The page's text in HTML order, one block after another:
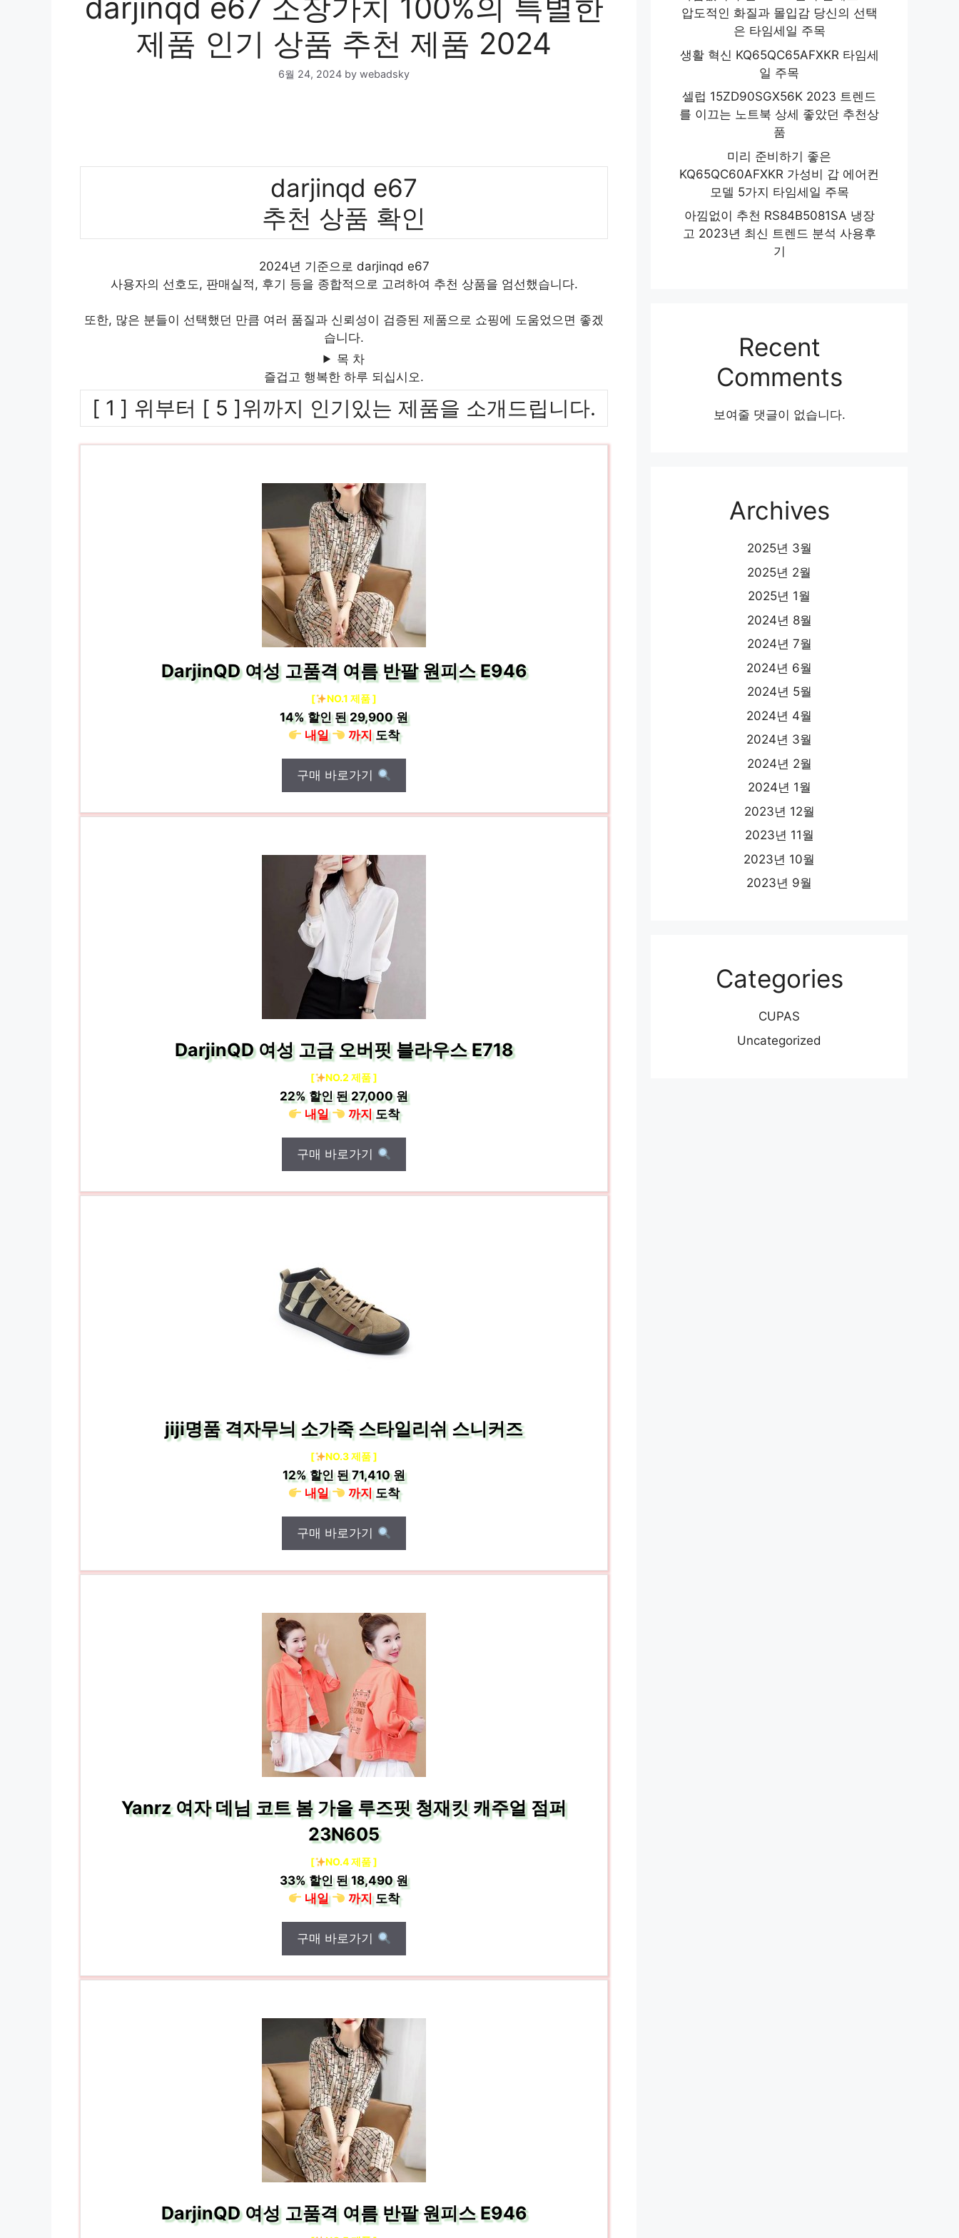
darjinqd e67 소장가치 100%의 특별한
제품 인기 상품 추천 제품 2024
6월 24, 2024 by webadsky
darjinqd e67
추천 상품 확인
2024년 기준으로 darjinqd e67
사용자의 선호도, 판매실적, 후기 등을 종합적으로 고려하여 추천 상품을 엄선했습니다.
또한, 많은 분들이 선택했던 만큼 여러 품질과 신뢰성이 검증된 제품으로 쇼핑에 도움었으면 좋겠
습니다.
목 차
즐겁고 행복한 하루 되십시오.
[ 1 ] 위부터 [ 5 ]위까지 인기있는 제품을 소개드립니다.
DarjinQD 여성 고품격 여름 반팔 원피스 E946
[ NO.1 제품 ]
14%할인 된29,900 원
내일
까지도착
구매 바로가기
DarjinQD 여성 고급 오버핏 블라우스 E718
[ NO.2 제품 ]
22%할인 된27,000 원
내일
까지도착
구매 바로가기
jiji명품 격자무늬 소가죽 스타일리쉬 스니커즈
[ NO.3 제품 ]
12%할인 된71,410 원
내일
까지도착
구매 바로가기
Yanrz 여자 데님 코트 봄 가을 루즈핏 청재킷 캐주얼 점퍼
23N605
[ NO.4 제품 ]
33%할인 된18,490 원
내일
까지도착
구매 바로가기
DarjinQD 여성 고품격 여름 반팔 원피스 E946
압도적인 화질과 몰입감 당신의 선택
은 타임세일 주목
생활 혁신 KQ65QC65AFXKR 타임세
일 주목
셀럽 15ZD90SGX56K 2023 트렌드
를 이끄는 노트북 상세 좋았던 추천상
품
미리 준비하기 좋은
KQ65QC60AFXKR 가성비 갑 에어컨
모델 5가지 타임세일 주목
아낌없이 추천 RS84B5081SA 냉장
고 2023년 최신 트렌드 분석 사용후
기
Recent
Comments
보여줄 댓글이 없습니다.
Archives
2025년 3월
2025년 2월
2025년 1월
2024년 8월
2024년 7월
2024년 6월
2024년 5월
2024년 4월
2024년 3월
2024년 2월
2024년 1월
2023년 12월
2023년 11월
2023년 10월
2023년 9월
Categories
CUPAS
Uncategorized